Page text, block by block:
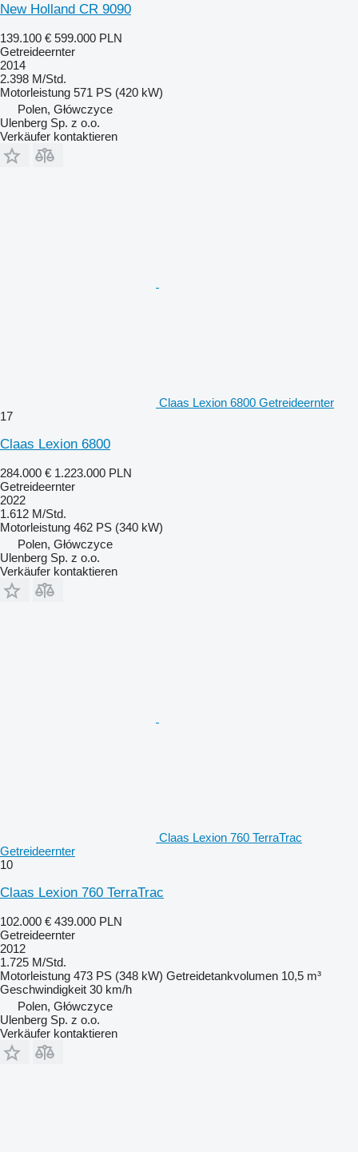
New Holland CR 9090
139.100 € 599.000 PLN
Getreideernter
2014
2.398 M/Std.
Motorleistung 571 PS (420 kW)
Polen, Główczyce
Ulenberg Sp. z o.o.
Verkäufer kontaktieren
Claas Lexion 6800 Getreideernter
17
Claas Lexion 6800
284.000 € 1.223.000 PLN
Getreideernter
2022
1.612 M/Std.
Motorleistung 462 PS (340 kW)
Polen, Główczyce
Ulenberg Sp. z o.o.
Verkäufer kontaktieren
Claas Lexion 760 TerraTrac
Getreideernter
10
Claas Lexion 760 TerraTrac
102.000 € 439.000 PLN
Getreideernter
2012
1.725 M/Std.
Motorleistung 473 PS (348 kW) Getreidetankvolumen 10,5 m³
Geschwindigkeit 30 km/h
Polen, Główczyce
Ulenberg Sp. z o.o.
Verkäufer kontaktieren